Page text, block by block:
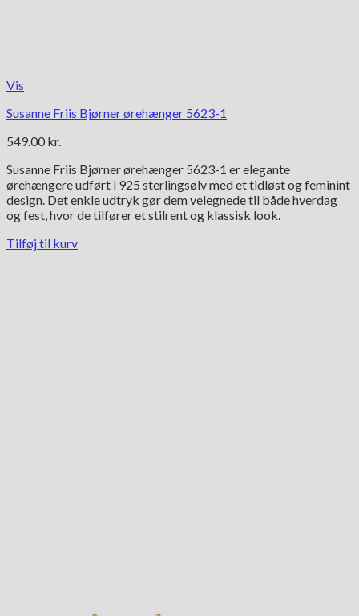
Vis
Susanne Friis Bjørner ørehænger 5623-1
549.00 kr.
Susanne Friis Bjørner ørehænger 5623-1 er elegante
ørehængere udført i 925 sterlingsølv med et tidløst og feminint
design. Det enkle udtryk gør dem velegnede til både hverdag
og fest, hvor de tilfører et stilrent og klassisk look.
Tilføj til kurv